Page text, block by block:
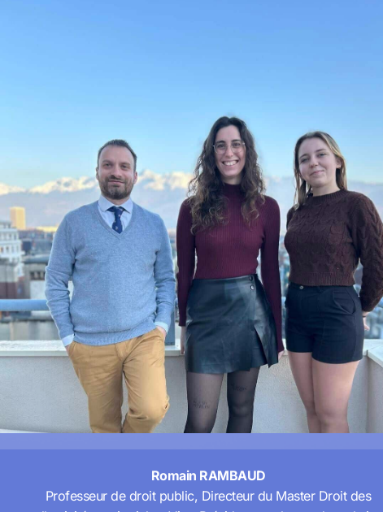
Romain RAMBAUD
Professeur de droit public, Directeur du Master Droit des